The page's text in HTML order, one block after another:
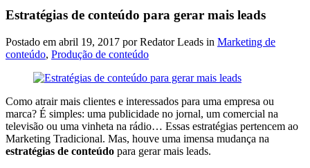
Estratégias de conteúdo para gerar mais leads
Postado em abril 19, 2017 por Redator Leads in Marketing de
conteúdo, Produção de conteúdo
Como atrair mais clientes e interessados para uma empresa ou
marca? É simples: uma publicidade no jornal, um comercial na
televisão ou uma vinheta na rádio… Essas estratégias pertencem ao
Marketing Tradicional. Mas, houve uma imensa mudança na
estratégias de conteúdo para gerar mais leads.